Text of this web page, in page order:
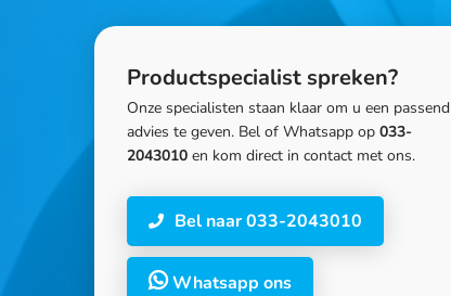
Productspecialist spreken?
Onze specialisten staan klaar om u een passend
advies te geven. Bel of Whatsapp op 033-
2043010 en kom direct in contact met ons.
Bel naar 033-2043010
Whatsapp ons